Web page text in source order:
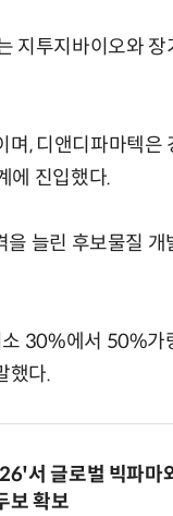
지투지바이오와 장
, 디앤디파마텍은
에 진입했다.
늘린 후보물질 개
30%에서 50%가
했다.
서 글로벌 빅파마
보 확보